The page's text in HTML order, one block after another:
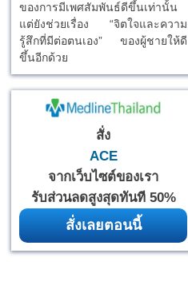
ของการมีเพศสัมพันธ์ดีขึ้นเท่านั้น
แต่ยังช่วยเรื่อง “จิตใจและความ
รู้สึกที่มีต่อตนเอง” ของผู้ชายให้ดี
ขึ้นอีกด้วย
สั่ง
ACE
จากเว็บไซต์ของเรา
รับส่วนลดสูงสุดทันที 50%
สั่งเลยตอนนี้